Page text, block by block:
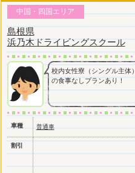
中国・四国エリア
島根県
浜乃木ドライビングスクール
校内女性寮（シングル主体）
の食事なしプランあり！
車種 普通車
割引